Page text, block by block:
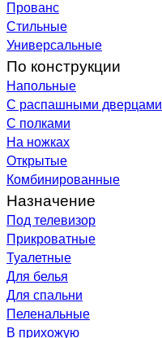
Прованс
Стильные
Универсальные
По конструкции
Напольные
С распашными дверцами
С полками
На ножках
Открытые
Комбинированные
Назначение
Под телевизор
Прикроватные
Туалетные
Для белья
Для спальни
Пеленальные
В прихожую